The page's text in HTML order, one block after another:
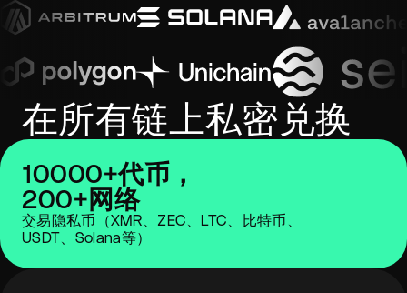
在所有链上私密兑换
10000+代币，
200+网络
交易隐私币（XMR、ZEC、LTC、比特币、
USDT、Solana等）